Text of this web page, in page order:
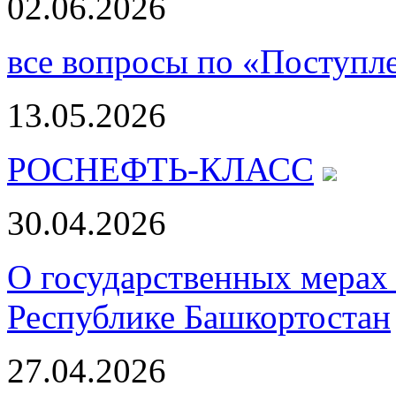
все вопросы по
13.05.2026
РОСНЕФТЬ-КЛАСС
30.04.2026
О государственных
Республике Башкортостан
27.04.2026